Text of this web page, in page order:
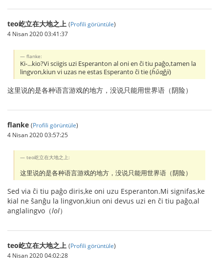
teo屹立在大地之上 (Profili görüntüle)
4 Nisan 2020 03:41:37
flanke:
Ki-...kio?Vi sciigis uzi Esperanton al oni en ĉi tiu paĝo,tamen la
lingvon,kiun vi uzas ne estas Esperanto ĉi tie (ĥŭaĝji)
这里说的是各种语言游戏的地方，没说只能用世界语（阴险）
flanke (Profili görüntüle)
4 Nisan 2020 03:57:25
teo屹立在大地之上:
这里说的是各种语言游戏的地方，没说只能用世界语（阴险）
Sed via ĉi tiu paĝo diris,ke oni uzu Esperanton.Mi signifas,ke
kial ne ŝanĝu la lingvon,kiun oni devus uzi en ĉi tiu paĝo,al
anglalingvo（lol）
teo屹立在大地之上 (Profili görüntüle)
4 Nisan 2020 04:02:28